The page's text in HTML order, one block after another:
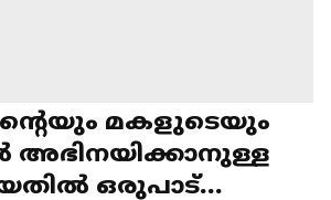
മകളുടെയും
അഭിനയിക്കാനുള്ള
ഒരുപാട്